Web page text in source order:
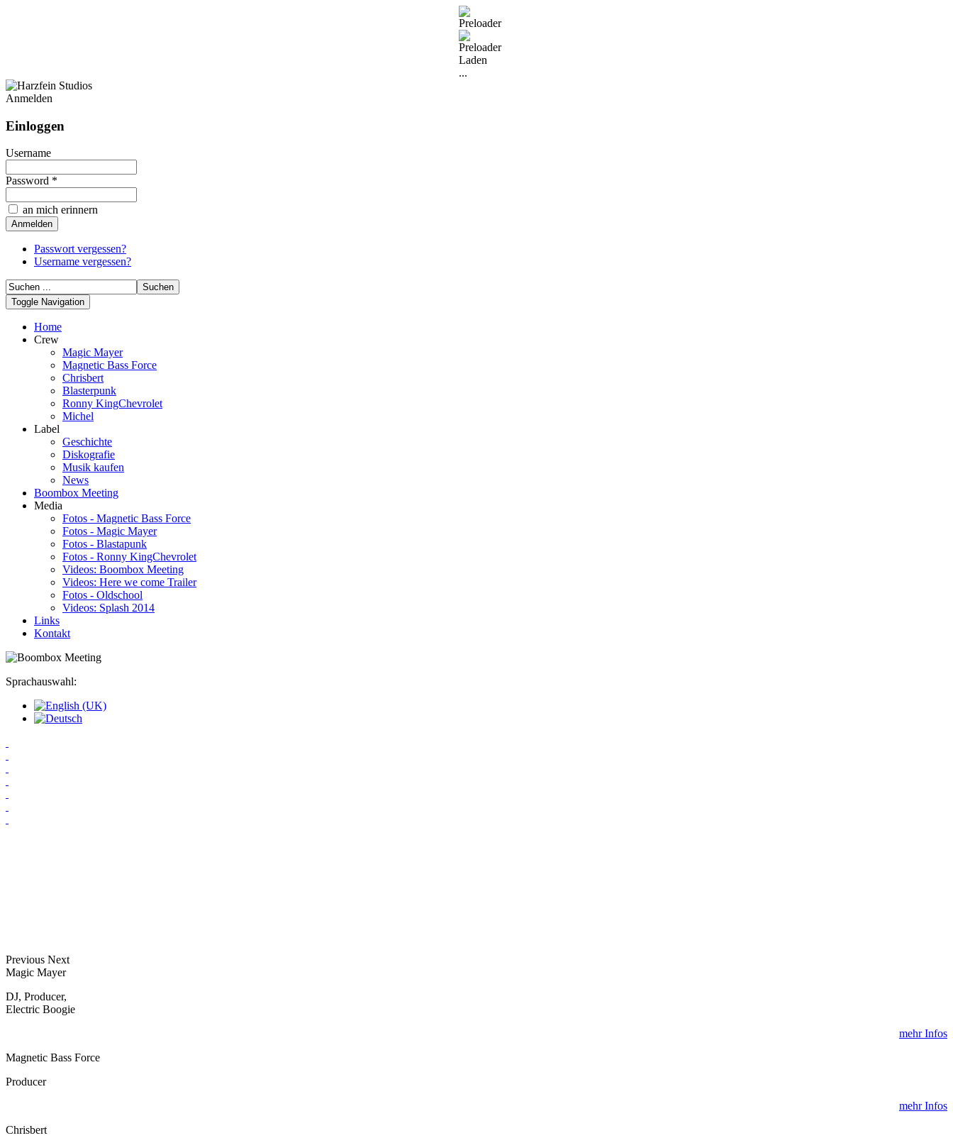
Laden
...
Anmelden
Einloggen
Username
Password *
an mich erinnern
Passwort vergessen?
Username vergessen?
Toggle Navigation
Home
Crew
Magic Mayer
Magnetic Bass Force
Chrisbert
Blasterpunk
Ronny KingChevrolet
Michel
Label
Geschichte
Diskografie
Musik kaufen
News
Boombox Meeting
Media
Fotos - Magnetic Bass Force
Fotos - Magic Mayer
Fotos - Blastapunk
Fotos - Ronny KingChevrolet
Videos: Boombox Meeting
Videos: Here we come Trailer
Fotos - Oldschool
Videos: Splash 2014
Links
Kontakt
Sprachauswahl:
Previous Next
Magic Mayer
DJ, Producer,
Electric Boogie
mehr Infos
Magnetic Bass Force
Producer
mehr Infos
Chrisbert